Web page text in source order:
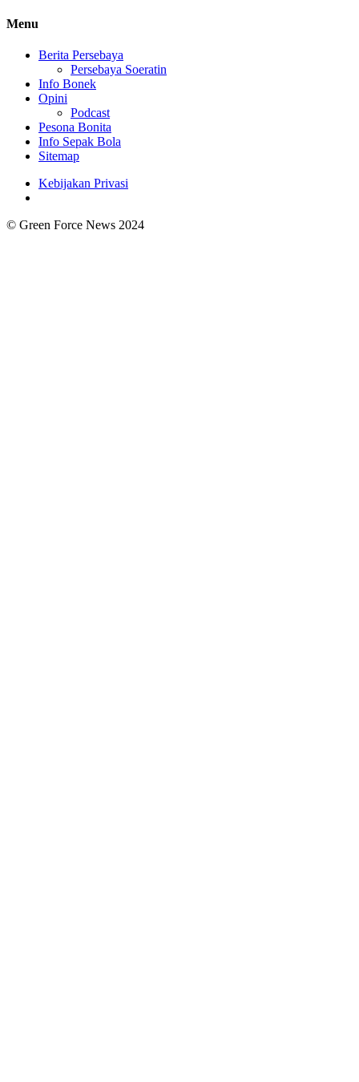
Menu
Berita Persebaya
Persebaya Soeratin
Info Bonek
Opini
Podcast
Pesona Bonita
Info Sepak Bola
Sitemap
Kebijakan Privasi
© Green Force News 2024